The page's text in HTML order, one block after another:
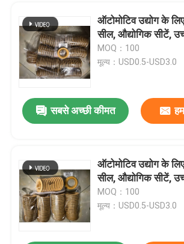
ऑटोमोटिव उद्योग के
सील, औद्योगिक सीटें,
MOQ：100
मूल्य：USD0.5-USD3.0
सबसे अच्छी कीमत
ऑटोमोटिव उद्योग के
सील, औद्योगिक सीटें,
MOQ：100
मूल्य：USD0.5-USD3.0